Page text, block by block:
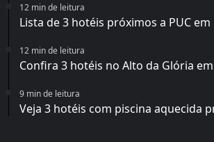
12 min de leitura
Lista de 3 hotéis próximos a PUC
12 min de leitura
Confira 3 hotéis no Alto da Glória
9 min de leitura
Veja 3 hotéis com piscina aquecida